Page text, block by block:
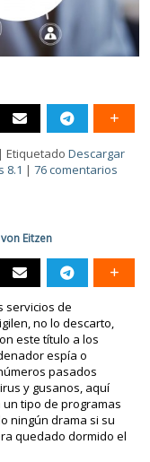
|Etiquetado Descargar
8.1 |76 comentarios
Eitzen
servicios de
no lo descarto,
este título a los
espía o
pasados
y gusanos, aquí
tipo de programas
ningún drama si su
quedado dormido el